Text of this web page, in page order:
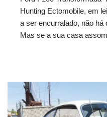
Hunting Ectomobile, em
a ser encurralado, não há
Mas se a sua casa